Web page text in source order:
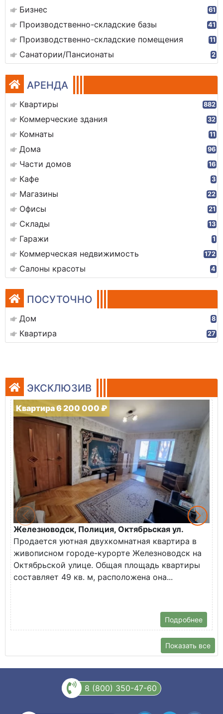
Бизнес 61
Производственно-складские базы 41
Производственно-складские помещения 11
Санатории/Пансионаты 2
АРЕНДА
Квартиры 882
Коммерческие здания 32
Комнаты 11
Дома 96
Части домов 16
Кафе 3
Магазины 22
Офисы 21
Склады 13
Гаражи 1
Коммерческая недвижимость 172
Салоны красоты 4
ПОСУТОЧНО
Дом 8
Квартира 27
ЭКСКЛЮЗИВ
Квартира 6 200 000 ₽
Железноводск, Полиция, Октябрьская ул.
Продается уютная двухкомнатная квартира в
живописном городе-курорте Железноводск на
Октябрьской улице. Общая площадь квартиры
составляет 49 кв. м, расположена она...
Подробнее
Показать все
8 (800) 350-47-60